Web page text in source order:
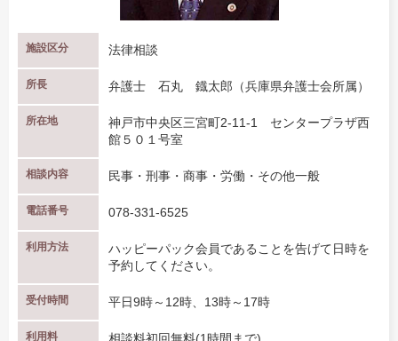
施設区分 法律相談
所長 弁護士 石丸 鐡太郎（兵庫県弁護士会所属）
所在地
神戸市中央区三宮町2-11-1 センタープラザ西
館５０１号室
相談内容 民事・刑事・商事・労働・その他一般
電話番号 078-331-6525
利用方法
ハッピーパック会員であることを告げて日時を
予約してください。
受付時間 平日9時～12時、13時～17時
利用料